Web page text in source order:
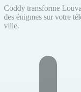
Coddy transforme
des énigmes sur votre
ville.